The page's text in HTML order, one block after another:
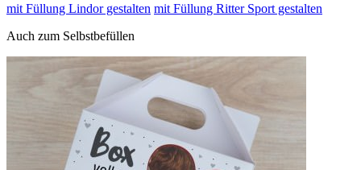
mit Füllung Lindor gestalten mit Füllung Ritter Sport gestalten
Auch zum Selbstbefüllen